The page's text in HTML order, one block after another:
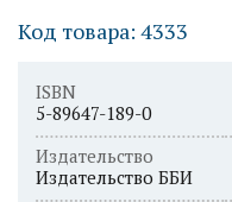
Код товара: 4333
ISBN
5-89647-189-0
Издательство
Издательство ББИ